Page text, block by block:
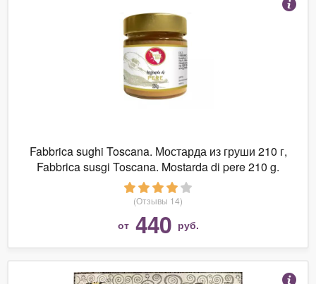
Fabbrica sughi Toscana. Мостарда из груши 210 г,
Fabbrica susgi Toscana. Mostarda di pere 210 g.
(Отзывы 14)
от 440 руб.